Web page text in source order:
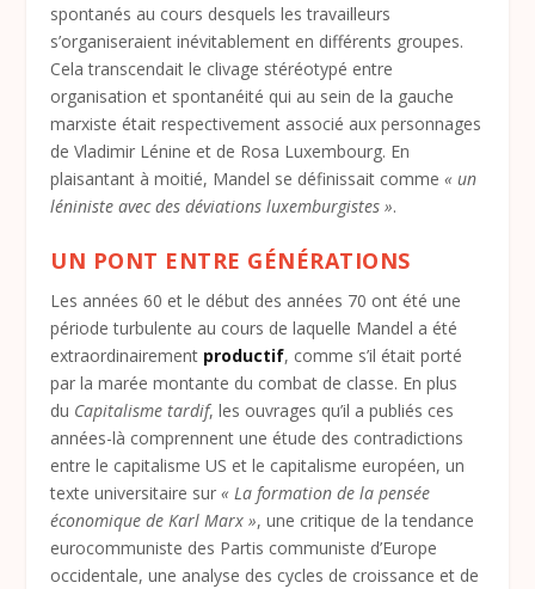
spontanés au cours desquels les travailleurs
s’organiseraient inévitablement en différents groupes.
Cela transcendait le clivage stéréotypé entre
organisation et spontanéité qui au sein de la gauche
marxiste était respectivement associé aux personnages
de Vladimir Lénine et de Rosa Luxembourg. En
plaisantant à moitié, Mandel se définissait comme« un
léniniste avec des déviations luxemburgistes ».
UN PONT ENTRE GÉNÉRATIONS
Les années 60 et le début des années 70 ont été une
période turbulente au cours de laquelle Mandel a été
extraordinairement productif, comme s’il était porté
par la marée montante du combat de classe. En plus
du Capitalisme tardif, les ouvrages qu’il a publiés ces
années-là comprennent une étude des contradictions
entre le capitalisme US et le capitalisme européen, un
texte universitaire sur« La formation de la pensée
économique de Karl Marx », une critique de la tendance
eurocommuniste des Partis communiste d’Europe
occidentale, une analyse des cycles de croissance et de